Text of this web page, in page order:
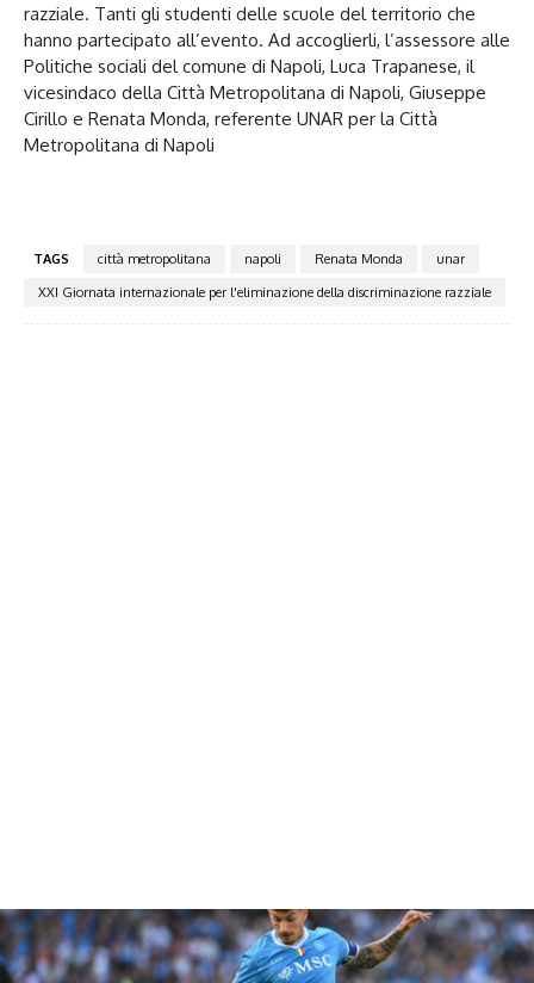
razziale. Tanti gli studenti delle scuole del territorio che
hanno partecipato all’evento. Ad accoglierli, l’assessore alle
Politiche sociali del comune di Napoli, Luca Trapanese, il
vicesindaco della Città Metropolitana di Napoli, Giuseppe
Cirillo e Renata Monda, referente UNAR per la Città
Metropolitana di Napoli
TAGS città metropolitana napoli Renata Monda
unar
XXI Giornata internazionale per l'eliminazione della discriminazione razziale